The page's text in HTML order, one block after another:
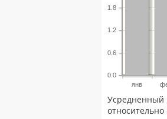
янв
0.0
0.6
1.2
1.8
Усредненный
относительно